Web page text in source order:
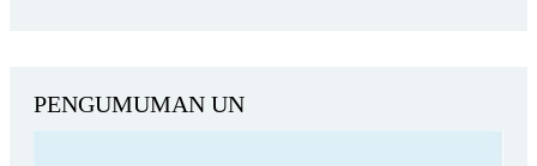
PENGUMUMAN UN